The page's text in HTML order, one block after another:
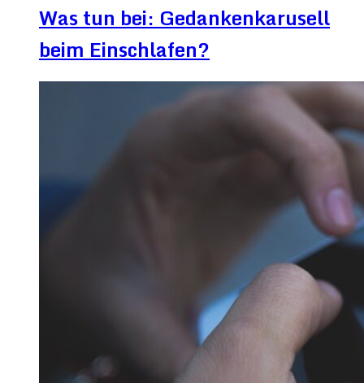
Was tun bei: Gedankenkarusell
beim Einschlafen?